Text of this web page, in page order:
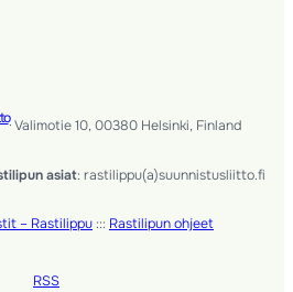
· Valimotie 10, 00380 Helsinki, Finland
asiat: rastilippu(a)suunnistusliitto.fi
– Rastilippu ::: Rastilipun ohjeet
RSS